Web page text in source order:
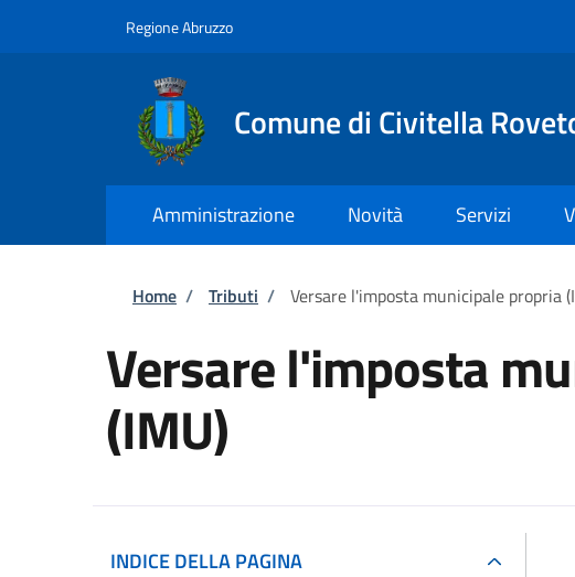
Regione Abruzzo
Comune di Civitella
Amministrazione Novità Servizi
Briciole di pane
Home / Tributi / Versare l'imposta municipale propria
Versare l'imposta
(IMU)
INDICE DELLA PAGINA